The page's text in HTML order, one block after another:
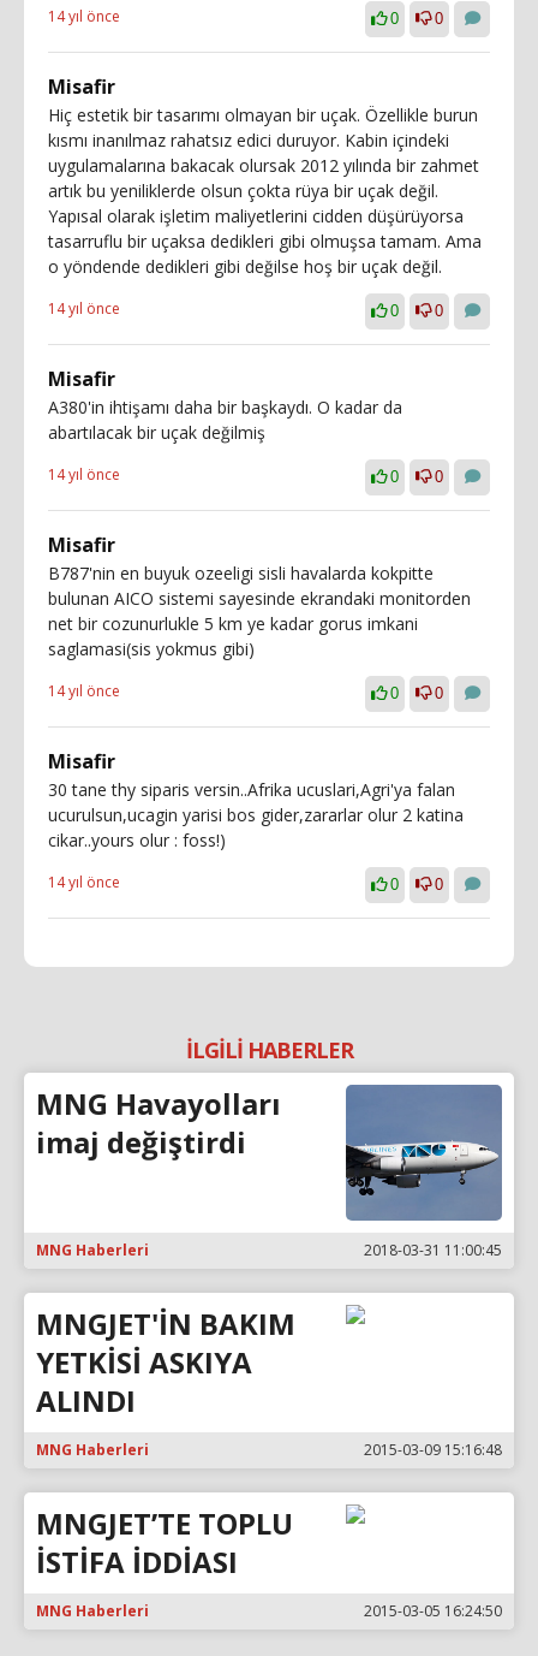
14 yıl önce 0 0
Misafir
Hiç estetik bir tasarımı olmayan bir uçak. Özellikle burun
kısmı inanılmaz rahatsız edici duruyor. Kabin içindeki
uygulamalarına bakacak olursak 2012 yılında bir zahmet
artık bu yeniliklerde olsun çokta rüya bir uçak değil.
Yapısal olarak işletim maliyetlerini cidden düşürüyorsa
tasarruflu bir uçaksa dedikleri gibi olmuşsa tamam. Ama
o yöndende dedikleri gibi değilse hoş bir uçak değil.
14 yıl önce 0 0
Misafir
A380'in ihtişamı daha bir başkaydı. O kadar da
abartılacak bir uçak değilmiş
14 yıl önce 0 0
Misafir
B787'nin en buyuk ozeeligi sisli havalarda kokpitte
bulunan AICO sistemi sayesinde ekrandaki monitorden
net bir cozunurlukle 5 km ye kadar gorus imkani
saglamasi(sis yokmus gibi)
14 yıl önce 0 0
Misafir
30 tane thy siparis versin..Afrika ucuslari,Agri'ya falan
ucurulsun,ucagin yarisi bos gider,zararlar olur 2 katina
cikar..yours olur : foss!)
14 yıl önce 0 0
İLGİLİ HABERLER
MNG Havayolları
imaj değiştirdi
MNG Haberleri 2018-03-31 11:00:45
MNGJET'İN BAKIM
YETKİSİ ASKIYA
ALINDI
MNG Haberleri 2015-03-09 15:16:48
MNGJET’TE TOPLU
İSTİFA İDDİASI
MNG Haberleri 2015-03-05 16:24:50